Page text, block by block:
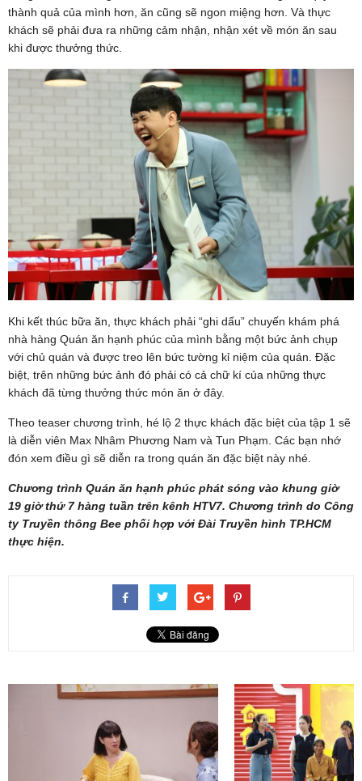
thành quả của mình hơn, ăn cũng sẽ ngon miệng hơn. Và thực
khách sẽ phải đưa ra những cảm nhận, nhận xét về món ăn sau
khi được thưởng thức.
Khi kết thúc bữa ăn, thực khách phải “ghi dấu” chuyến khám phá
nhà hàng Quán ăn hạnh phúc của mình bằng một bức ảnh chụp
với chủ quán và được treo lên bức tường kỉ niệm của quán. Đặc
biệt, trên những bức ảnh đó phải có cả chữ kí của những thực
khách đã từng thưởng thức món ăn ở đây.
Theo teaser chương trình, hé lộ 2 thực khách đặc biệt của tập 1 sẽ
là diễn viên Max Nhâm Phương Nam và Tun Phạm. Các bạn nhớ
đón xem điều gì sẽ diễn ra trong quán ăn đặc biệt này nhé.
Chương trình Quán ăn hạnh phúc phát sóng vào khung giờ
19 giờ thứ 7 hàng tuần trên kênh HTV7. Chương trình do Công
ty Truyền thông Bee phối hợp với Đài Truyền hình TP.HCM
thực hiện.